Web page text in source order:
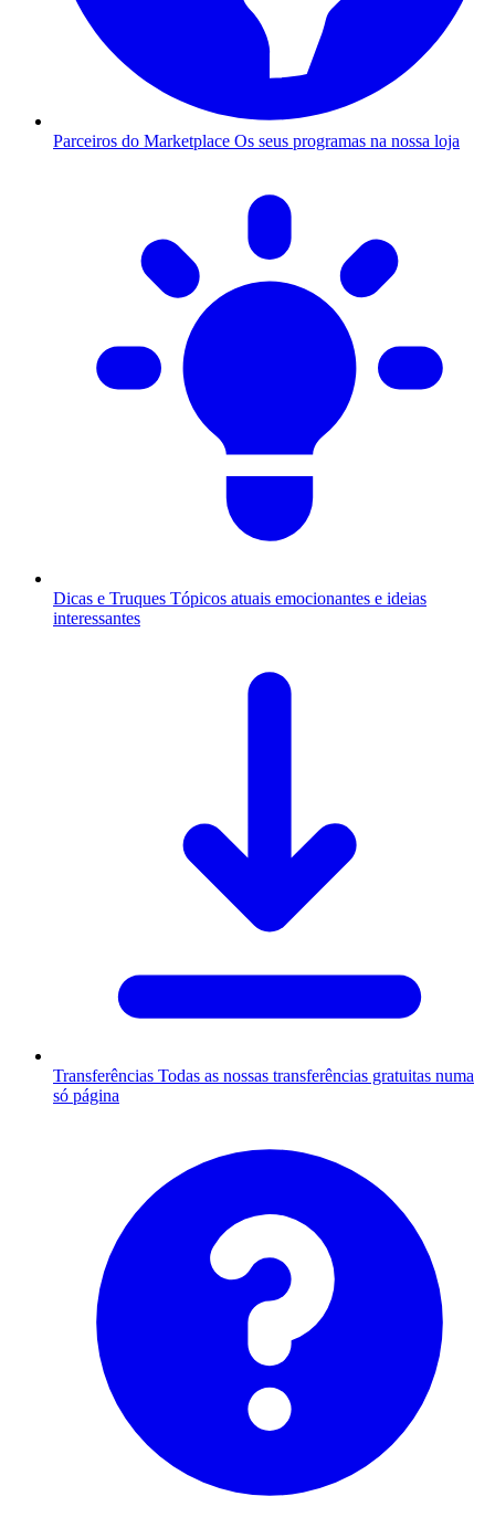
Parceiros do Marketplace Os seus programas na nossa loja
Dicas e Truques Tópicos atuais emocionantes e ideias
interessantes
Transferências Todas as nossas transferências gratuitas numa
só página